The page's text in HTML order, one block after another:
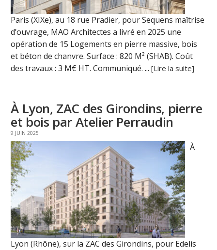
Paris (XIXe), au 18 rue Pradier, pour Sequens maîtrise
d’ouvrage, MAO Architectes a livré en 2025 une
opération de 15 Logements en pierre massive, bois
et béton de chanvre. Surface : 820 M² (SHAB). Coût
des travaux : 3 M€ HT. Communiqué. ...[Lire la suite]
À Lyon, ZAC des Girondins, pierre
et bois par Atelier Perraudin
9 JUIN 2025
À
Lyon (Rhône), sur la ZAC des Girondins, pour Edelis